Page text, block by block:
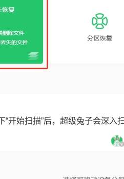
开始扫描”后，超级兔子会深入